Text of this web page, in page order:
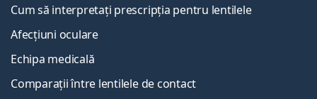
Cum să interpretați prescripția pentru lentilele
Afecțiuni oculare
Echipa medicală
Comparații între lentilele de contact